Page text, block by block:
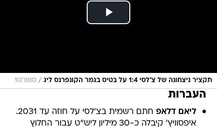
תקציר ניצחונה של צ'לסי 1:4 על בטיס בגמר הקונפרנס ליג / ספורט1
העברות
ליאם דלאפ
חתם רשמית בצ'לסי על חוזה עד 2031.
איפסוויץ' קיבלה כ-30 מיליון ליש"ט עבור החלוץ